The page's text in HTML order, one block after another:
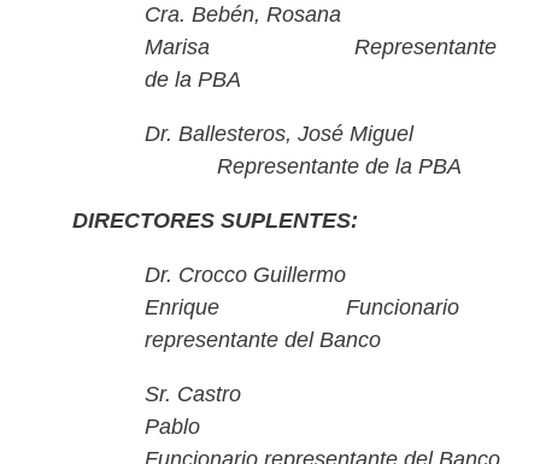
Cra. Bebén, Rosana
Marisa Representante
de la PBA
Dr. Ballesteros, José Miguel
Representante de la PBA
DIRECTORES SUPLENTES:
Dr. Crocco Guillermo
Enrique Funcionario
representante del Banco
Sr. Castro
Pablo
Funcionario representante del Banco